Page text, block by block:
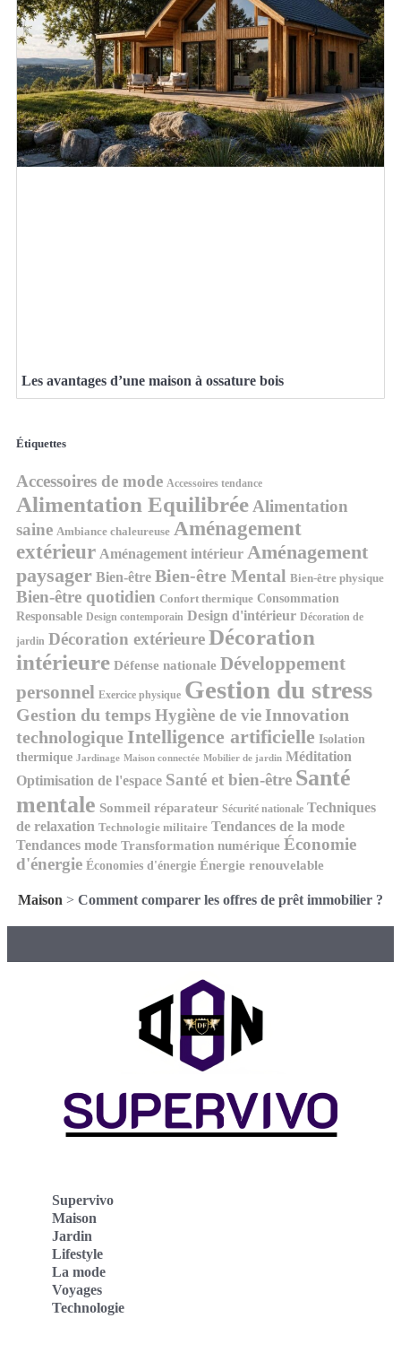
Les avantages d’une maison à ossature bois
Étiquettes
Accessoires de mode Accessoires tendance
Alimentation Equilibrée Alimentation
saine Ambiance chaleureuse Aménagement
extérieur Aménagement intérieur Aménagement
paysager Bien-être Bien-être Mental Bien-être physique
Bien-être quotidien Confort thermique Consommation
Responsable Design contemporain Design d'intérieur Décoration de
jardin Décoration extérieureDécoration
intérieure Défense nationale Développement
personnel Exercice physique Gestion du stress
Gestion du temps Hygiène de vie Innovation
technologique Intelligence artificielle Isolation
thermique Jardinage Maison connectée Mobilier de jardin Méditation
Optimisation de l'espace Santé et bien-être Santé
mentale Sommeil réparateur Sécurité nationale Techniques
de relaxation Technologie militaire Tendances de la mode
Tendances mode Transformation numérique Économie
d'énergie Économies d'énergie Énergie renouvelable
Maison > Comment comparer les offres de prêt immobilier ?
Supervivo
Maison
Jardin
Lifestyle
La mode
Voyages
Technologie